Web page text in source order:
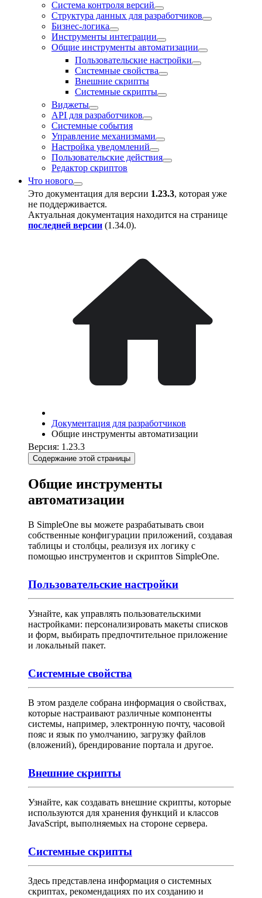
Система контроля версий
Структура данных для разработчиков
Бизнес-логика
Инструменты интеграции
Общие инструменты автоматизации
Пользовательские настройки
Системные свойства
Внешние скрипты
Системные скрипты
Виджеты
API для разработчиков
Системные события
Управление механизмами
Настройка уведомлений
Пользовательские действия
Редактор скриптов
Что нового
Это документация для версии 1.23.3, которая уже
не поддерживается.
Актуальная документация находится на странице
последней версии (1.34.0).
Документация для разработчиков
Общие инструменты автоматизации
Версия: 1.23.3
Содержание этой страницы
Общие инструменты
автоматизации
В SimpleOne вы можете разрабатывать свои
собственные конфигурации приложений, создавая
таблицы и столбцы, реализуя их логику с
помощью инструментов и скриптов SimpleOne.
Пользовательские настройки
Узнайте, как управлять пользовательскими
настройками: персонализировать макеты списков
и форм, выбирать предпочтительное приложение
и локальный пакет.
Системные свойства
В этом разделе собрана информация о свойствах,
которые настраивают различные компоненты
системы, например, электронную почту, часовой
пояс и язык по умолчанию, загрузку файлов
(вложений), брендирование портала и другое.
Внешние скрипты
Узнайте, как создавать внешние скрипты, которые
используются для хранения функций и классов
JavaScript, выполняемых на стороне сервера.
Системные скрипты
Здесь представлена информация о системных
скриптах, рекомендациях по их созданию и